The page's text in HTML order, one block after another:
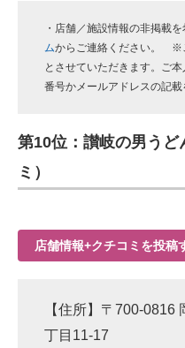
・店舗／施設情報の非掲載を
ムからご連絡ください。 ※
とさせていただきます。ご
番号かメールアドレスの記載
第10位：讃岐の男う
ミ）
店舗情報+クチコミを投稿
【住所】〒700-0816
丁目11-17